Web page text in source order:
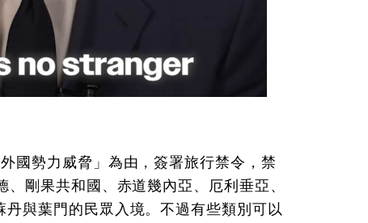
國勢力威脅」為由，簽署旅行禁令，禁
剛果共和國、赤道幾內亞、厄利垂亞、
與葉門的民眾入境。不過有些類別可以